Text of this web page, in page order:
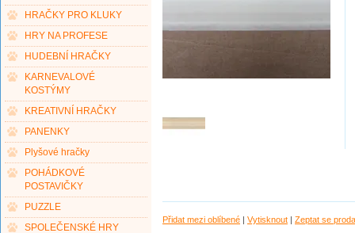
HRAČKY PRO KLUKY
HRY NA PROFESE
HUDEBNÍ HRAČKY
KARNEVALOVÉ
KOSTÝMY
KREATIVNÍ HRAČKY
PANENKY
Plyšové hračky
POHÁDKOVÉ
POSTAVIČKY
PUZZLE
SPOLEČENSKÉ HRY
Přidat mezi oblíbené | Vytisknout | Zeptat se